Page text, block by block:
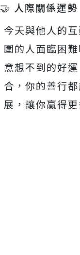
🤝 人際關係運勢
今天與他人的
圍的人面臨困
意想不到的好
合，你的善行
展，讓你贏得